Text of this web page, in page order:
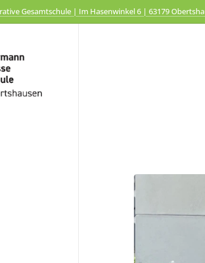
Gesamtschule | Im Hasenwinkel 6 | 63179